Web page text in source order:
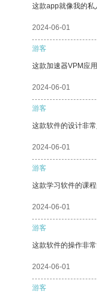
这款app就像我的私
2024-06-01
游客
这款加速器VPM应
2024-06-01
游客
这款软件的设计非
2024-06-01
游客
这款学习软件的课
2024-06-01
游客
这款软件的操作非
2024-06-01
游客